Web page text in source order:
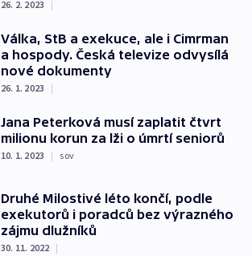
26. 2. 2023 |
Válka, StB a exekuce, ale i Cimrman
a hospody. Česká televize odvysílá
nové dokumenty
26. 1. 2023 |
Jana Peterková musí zaplatit čtvrt
milionu korun za lži o úmrtí seniorů
10. 1. 2023 | sov
Druhé Milostivé léto končí, podle
exekutorů i poradců bez výrazného
zájmu dlužníků
30. 11. 2022 |